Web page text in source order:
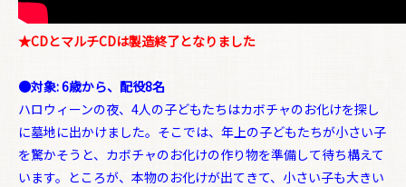
★CDとマルチCDは製造終了となりました
●対象: 6歳から、配役8名
ハロウィーンの夜、4人の子どもたちはカボチャのお化けを探し
に墓地に出かけました。そこでは、年上の子どもたちが小さい子
を驚かそうと、カボチャのお化けの作り物を準備して待ち構えて
います。ところが、本物のお化けが出てきて、小さい子も大きい